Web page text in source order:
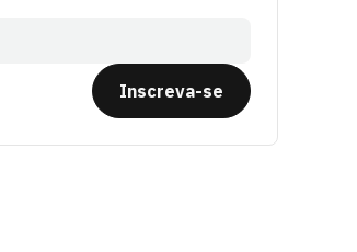
Inscreva-se